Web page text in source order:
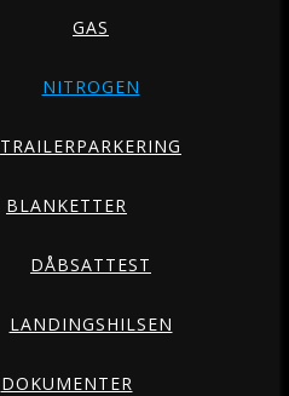
GAS
NITROGEN
TRAILERPARKERING
BLANKETTER
DÅBSATTEST
LANDINGSHILSEN
DOKUMENTER